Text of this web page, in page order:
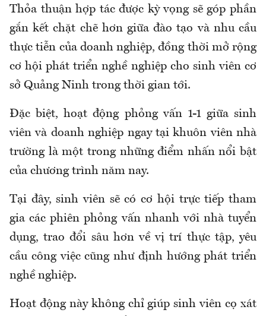
Thỏa thuận hợp tác được kỳ vọng sẽ góp phần
gắn kết chặt chẽ hơn giữa đào tạo và nhu cầu
thực tiễn của doanh nghiệp, đồng thời mở rộng
cơ hội phát triển nghề nghiệp cho sinh viên cơ
sở Quảng Ninh trong thời gian tới.
Đặc biệt, hoạt động phỏng vấn 1-1 giữa sinh
viên và doanh nghiệp ngay tại khuôn viên nhà
trường là một trong những điểm nhấn nổi bật
của chương trình năm nay.
Tại đây, sinh viên sẽ có cơ hội trực tiếp tham
gia các phiên phỏng vấn nhanh với nhà tuyển
dụng, trao đổi sâu hơn về vị trí thực tập, yêu
cầu công việc cũng như định hướng phát triển
nghề nghiệp.
Hoạt động này không chỉ giúp sinh viên cọ xát